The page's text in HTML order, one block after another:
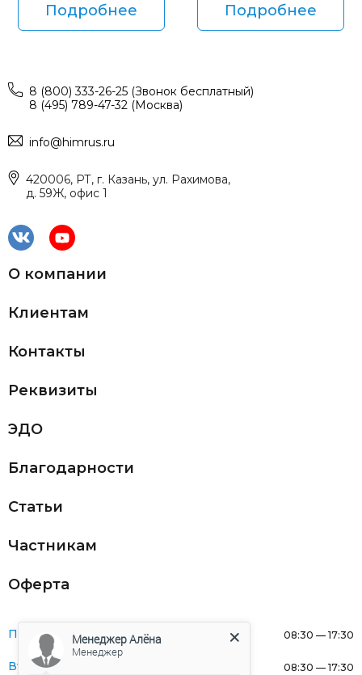
Подробнее Подробнее
8 (800) 333-26-25 (Звонок бесплатный)
8 (495) 789-47-32 (Москва)
info@himrus.ru
420006, РТ, г. Казань, ул. Рахимова,
д. 59Ж, офис 1
О компании
Клиентам
Контакты
Реквизиты
ЭДО
Благодарности
Статьи
Частникам
Оферта
Понедельник: 08:30 — 17:30
Вторник: 08:30 — 17:30
Менеджер Алёна
Менеджер